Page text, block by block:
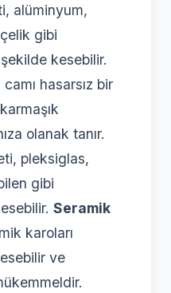
alüminyum,
gibi
kesebilir.
hasarsız bir
olanak tanır.
pleksiglas,
gibi
Seramik
karoları
ve